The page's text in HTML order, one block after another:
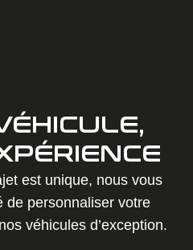
est unique, nous vous
de personnaliser votre
véhicules d’exception.